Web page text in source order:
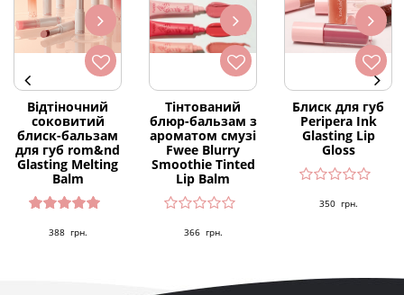
Відтіночний
соковитий
блиск-бальзам
для губ rom&nd
Glasting Melting
Balm
4.82з 5
388 грн.
Тінтований
блюр-бальзам з
ароматом смузі
Fwee Blurry
Smoothie Tinted
Lip Balm
366 грн.
Блиск для губ
Peripera Ink
Glasting Lip
Gloss
350 грн.